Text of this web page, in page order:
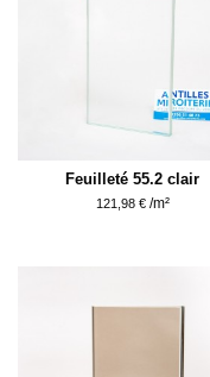
Feuilleté 55.2 clair
121,98 € /m²